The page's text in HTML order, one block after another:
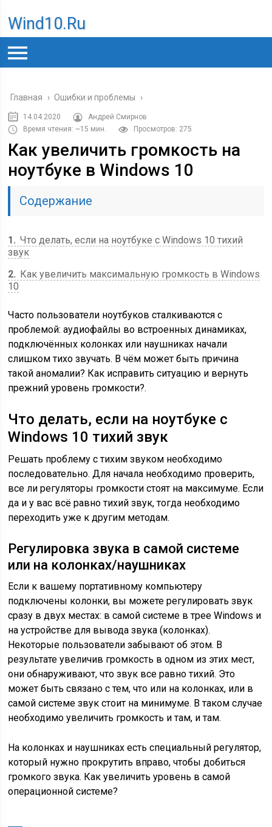
Wind10.ru
Главная › Ошибки и проблемы ›
14.04.2020
Андрей Смирнов
Время чтения: ~15 мин.
Просмотров: 275
Как увеличить громкость на
ноутбуке в Windows 10
Содержание
1
Что делать, если на ноутбуке с Windows 10 тихий
звук
2
Как увеличить максимальную громкость в Windows
10
Часто пользователи ноутбуков сталкиваются с
проблемой: аудиофайлы во встроенных динамиках,
подключённых колонках или наушниках начали
слишком тихо звучать. В чём может быть причина
такой аномалии? Как исправить ситуацию и вернуть
прежний уровень громкости?.
Что делать, если на ноутбуке с
Windows 10 тихий звук
Решать проблему с тихим звуком необходимо
последовательно. Для начала необходимо проверить,
все ли регуляторы громкости стоят на максимуме. Если
да и у вас всё равно тихий звук, тогда необходимо
переходить уже к другим методам.
Регулировка звука в самой системе
или на колонках/наушниках
Если к вашему портативному компьютеру
подключены колонки, вы можете регулировать звук
сразу в двух местах: в самой системе в трее Windows и
на устройстве для вывода звука (колонках).
Некоторые пользователи забывают об этом. В
результате увеличив громкость в одном из этих мест,
они обнаруживают, что звук все равно тихий. Это
может быть связано с тем, что или на колонках, или в
самой системе звук стоит на минимуме. В таком случае
необходимо увеличить громкость и там, и там.
На колонках и наушниках есть специальный регулятор,
который нужно прокрутить вправо, чтобы добиться
громкого звука. Как увеличить уровень в самой
операционной системе?